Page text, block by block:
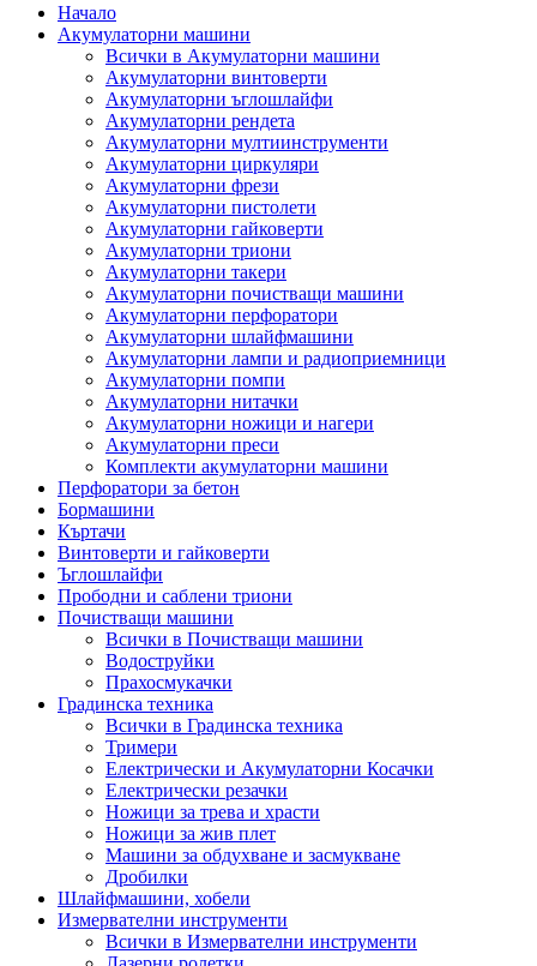
Начало
Акумулаторни машини
Всички в Акумулаторни машини
Акумулаторни винтоверти
Акумулаторни ъглошлайфи
Акумулаторни рендета
Акумулаторни мултиинструменти
Акумулаторни циркуляри
Акумулаторни фрези
Акумулаторни пистолети
Акумулаторни гайковерти
Акумулаторни триони
Акумулаторни такери
Акумулаторни почистващи машини
Акумулаторни перфоратори
Акумулаторни шлайфмашини
Акумулаторни лампи и радиоприемници
Акумулаторни помпи
Акумулаторни нитачки
Акумулаторни ножици и нагери
Акумулаторни преси
Комплекти акумулаторни машини
Перфоратори за бетон
Бормашини
Къртачи
Винтоверти и гайковерти
Ъглошлайфи
Прободни и саблени триони
Почистващи машини
Всички в Почистващи машини
Водоструйки
Прахосмукачки
Градинска техника
Всички в Градинска техника
Тримери
Електрически и Акумулаторни Косачки
Електрически резачки
Ножици за трева и храсти
Ножици за жив плет
Машини за обдухване и засмукване
Дробилки
Шлайфмашини, хобели
Измервателни инструменти
Всички в Измервателни инструменти